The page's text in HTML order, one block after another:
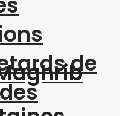
de